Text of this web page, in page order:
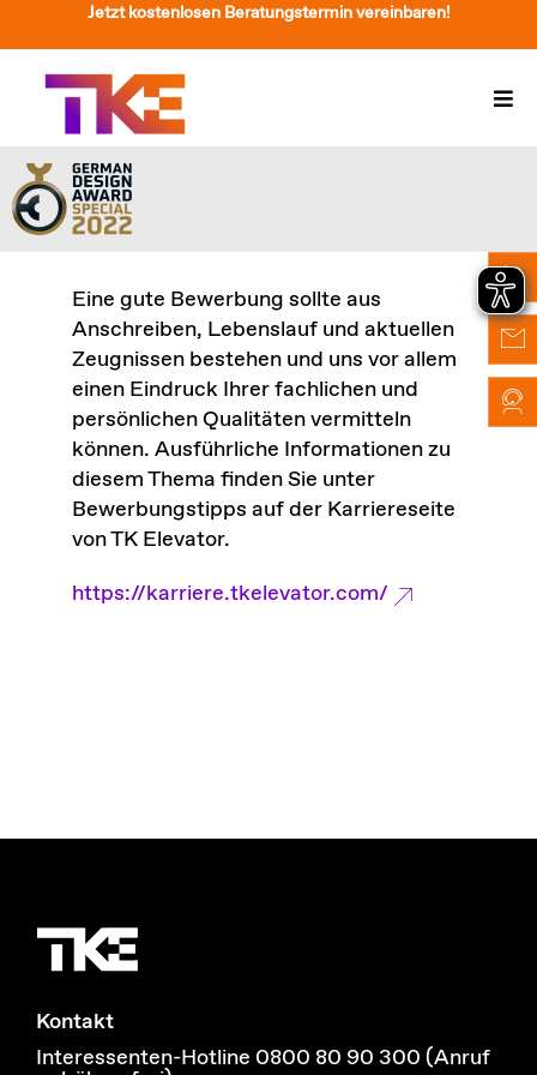
Inhalt
springen
Jetzt kostenlosen Beratungstermin vereinbaren!
Treppenlift
Preise
Service
Treppenliftberatung
Über Uns & Kontakt
Suche
nach:
Eine gute Bewerbung sollte aus
Anschreiben, Lebenslauf und aktuellen
Zeugnissen bestehen und uns vor allem
einen Eindruck Ihrer fachlichen und
persönlichen Qualitäten vermitteln
können. Ausführliche Informationen zu
diesem Thema finden Sie unter
Bewerbungstipps auf der Karriereseite
von TK Elevator.
https://karriere.tkelevator.com/
Kontakt
Interessenten-Hotline 0800 80 90 300 (Anruf